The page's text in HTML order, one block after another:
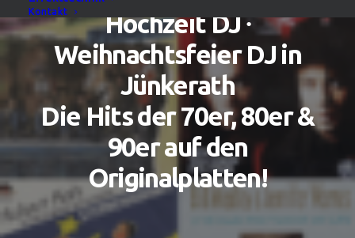
Kontakt
Hochzeit DJ ∙
Weihnachtsfeier DJ in
Jünkerath
Die Hits der 70er, 80er &
90er auf den
Originalplatten!